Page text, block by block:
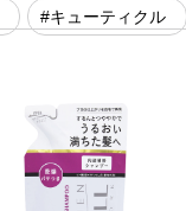
#キューティクル